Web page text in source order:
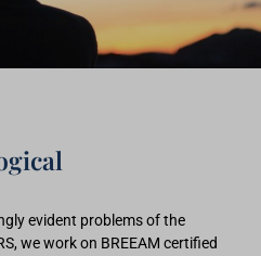
evident problems of the
we work on BREEAM certified